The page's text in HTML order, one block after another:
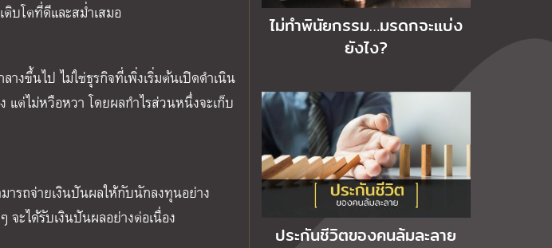
บโตที่ดีและสม่ำเสมอ
งขึ้นไป ไม่ใช่ธุรกิจที่เพิ่งเริ่มต้นเปิดดำเนิน
ต่ไม่หวือหวา โดยผลกำไรส่วนหนึ่งจะเก็บ
รถจ่ายเงินปันผลให้กับนักลงทุนอย่าง
ะได้รับเงินปันผลอย่างต่อเนื่อง
ไม่ทำพินัยกรรม…มรดกจะแบ่ง
ยังไง?
ประกันชีวิตของคนล้มละลาย